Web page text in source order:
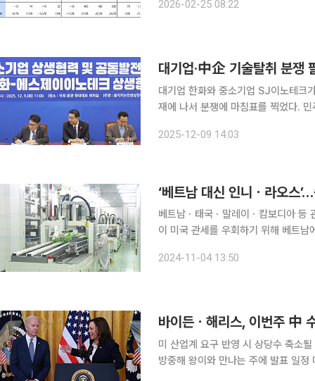
으로 전년 동기 대비 450.7% 증가했
2026-02-25 08:22
대기업·中企 기술탈취 분쟁
대기업 한화와 중소기업 SJ이노테크
재에 나서 분쟁에 마침표를 찍었다.
린 ‘대·중소기업 기술 분쟁 해결을 위
2025-12-09 14:03
베트남ㆍ태국ㆍ말레이ㆍ캄보디아 등 관세 올리
이 미국 관세를 우회하기 위해 베트
기친환경기술, 트리나 솔라 등 베트
2024-11-04 13:50
바이든ㆍ해리스, 이번주 中
미 산업계 요구 반영 시 상당수 축소
방중해 왕이와 만나는 주에 발표 일정 미국 조 바이든-카멀라 해리스 행정부가 이번 주에 중국 수입